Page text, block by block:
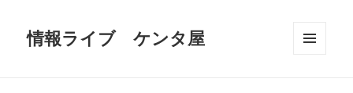
情報ライブ ケンタ屋